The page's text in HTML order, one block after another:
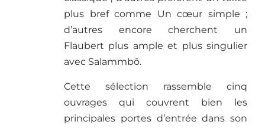
plus bref comme Un cœur simple ;
d’autres encore cherchent un
Flaubert plus ample et plus singulier
avec Salammbô.
Cette sélection rassemble cinq
ouvrages qui couvrent bien les
principales portes d’entrée dans son